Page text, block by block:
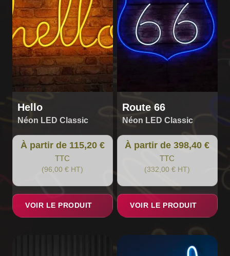
Hello
Néon LED Classic
À partir de 115,20 €
TTC
(96,00 € HT)
VOIR LE PRODUIT
Les
options
peuvent
être
choisies
sur
page
du
produit
Route 66
Néon LED Classic
À partir de 398,40 €
TTC
(332,00 € HT)
VOIR LE PRODUIT
Les
options
peuvent
être
choisies
page
du
produit